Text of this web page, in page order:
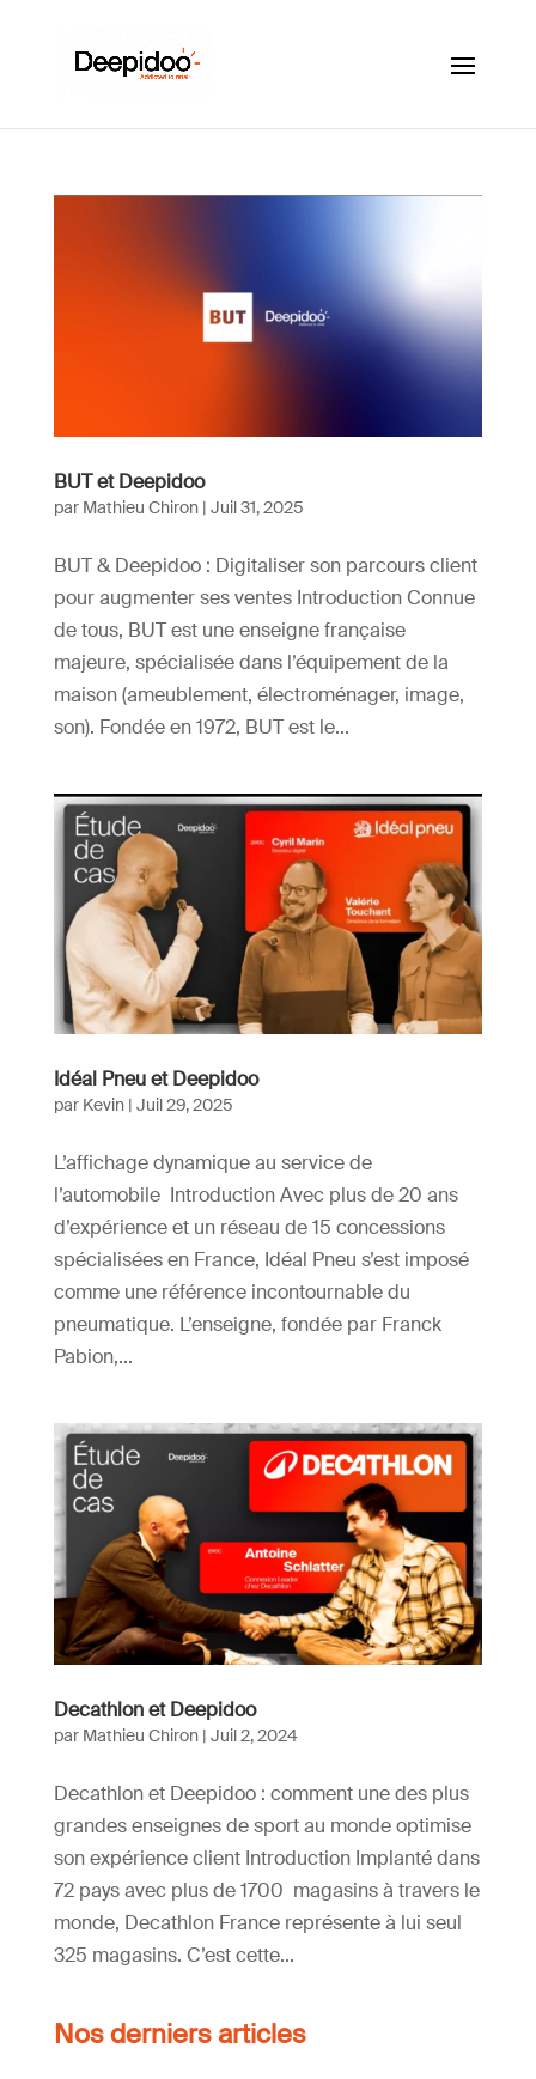
BUT et Deepidoo
par Mathieu Chiron| Juil 31, 2025
BUT & Deepidoo : Digitaliser son parcours client
pour augmenter ses ventes Introduction Connue
de tous, BUT est une enseigne française
majeure, spécialisée dans l’équipement de la
maison (ameublement, électroménager, image,
son). Fondée en 1972, BUT est le...
Idéal Pneu et Deepidoo
par Kevin| Juil 29, 2025
L’affichage dynamique au service de
l’automobile Introduction Avec plus de 20 ans
d’expérience et un réseau de 15 concessions
spécialisées en France, Idéal Pneu s’est imposé
comme une référence incontournable du
pneumatique. L’enseigne, fondée par Franck
Pabion,...
Decathlon et Deepidoo
par Mathieu Chiron| Juil 2, 2024
Decathlon et Deepidoo : comment une des plus
grandes enseignes de sport au monde optimise
son expérience client Introduction Implanté dans
72 pays avec plus de 1700 magasins à travers le
monde, Decathlon France représente à lui seul
325 magasins. C’est cette...
Nos derniers articles